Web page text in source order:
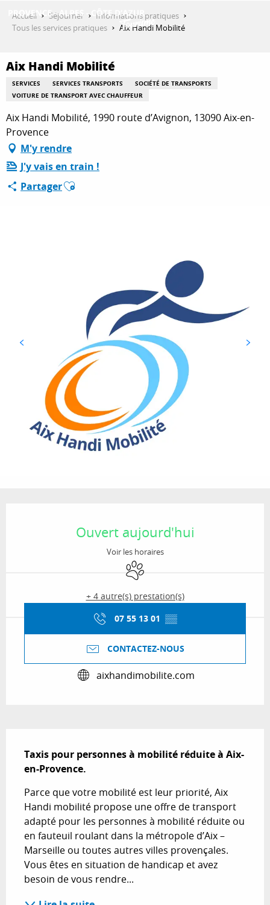
QUE FAIRE ?
SÉJOURNER
ESPACE PRO
Accueil Séjourner
Informations pratiques
Tous les services pratiques
Aix Handi Mobilité
Aix Handi Mobilité
SERVICES SERVICES TRANSPORTS
SOCIÉTÉ DE TRANSPORTS
VOITURE DE TRANSPORT AVEC CHAUFFEUR
Aix Handi Mobilité, 1990 route d’Avignon, 13090 Aix-en-
Provence
M'y rendre
J'y vais en train !
PartagerAjouter aux favoris
Ouvert aujourd'hui
Voir les horaires
Animaux acceptés
+ 4 autre(s) prestation(s)
07 55 13 01 ▒▒
CONTACTEZ-NOUS
aixhandimobilite.com
Taxis pour personnes à mobilité réduite à Aix-
en-Provence.
Parce que votre mobilité est leur priorité, Aix
Handi mobilité propose une offre de transport
adapté pour les personnes à mobilité réduite ou
en fauteuil roulant dans la métropole d’Aix –
Marseille ou toutes autres villes provençales.
Vous êtes en situation de handicap et avez
besoin de vous rendre...